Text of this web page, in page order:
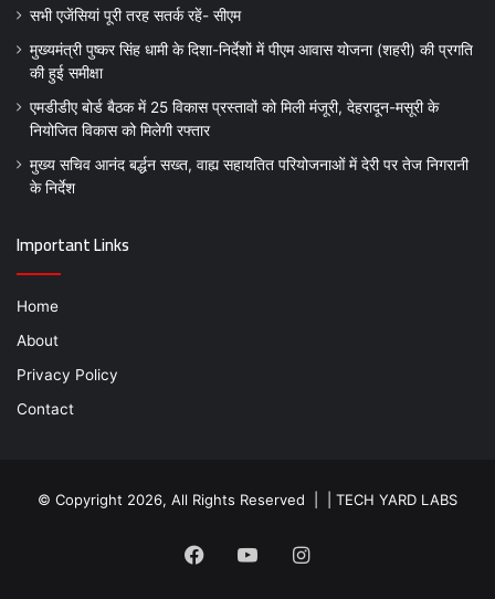
सभी एजेंसियां पूरी तरह सतर्क रहें- सीएम
मुख्यमंत्री पुष्कर सिंह धामी के दिशा-निर्देशों में पीएम आवास योजना (शहरी) की प्रगति
की हुई समीक्षा
एमडीडीए बोर्ड बैठक में 25 विकास प्रस्तावों को मिली मंजूरी, देहरादून-मसूरी के
नियोजित विकास को मिलेगी रफ्तार
मुख्य सचिव आनंद बर्द्धन सख्त, वाह्य सहायतित परियोजनाओं में देरी पर तेज निगरानी
के निर्देश
Important Links
Home
About
Privacy Policy
Contact
© Copyright 2026, All Rights Reserved | | TECH YARD LABS
Facebook
YouTubeInstagram